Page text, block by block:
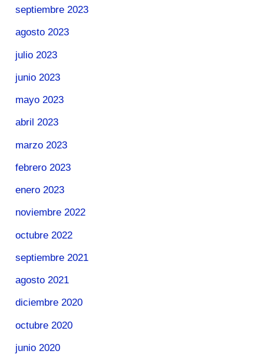
septiembre 2023
agosto 2023
julio 2023
junio 2023
mayo 2023
abril 2023
marzo 2023
febrero 2023
enero 2023
noviembre 2022
octubre 2022
septiembre 2021
agosto 2021
diciembre 2020
octubre 2020
junio 2020